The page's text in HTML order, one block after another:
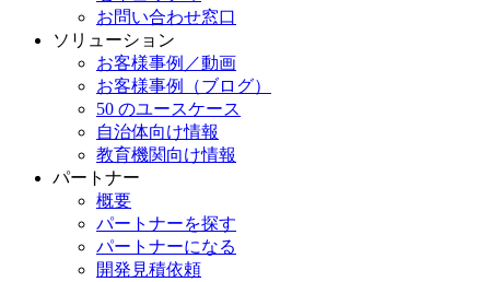
お問い合わせ窓口
ソリューション
お客様事例／動画
お客様事例（ブログ）
50 のユースケース
自治体向け情報
教育機関向け情報
パートナー
概要
パートナーを探す
パートナーになる
開発見積依頼